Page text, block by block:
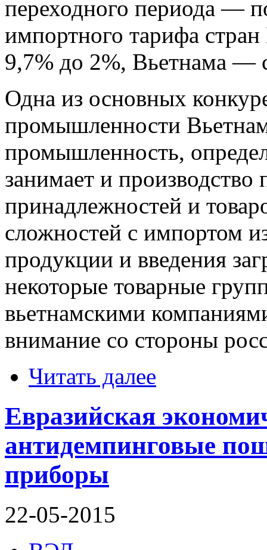
переходного периода —
импортного тарифа
9,7% до 2%, Вьетнама —
Одна из основных
промышленности
промышленность,
занимает и
принадлежностей и
сложностей с импортом
продукции и введения
некоторые товарные
вьетнамскими
внимание со стороны
Читать далее
Евразийская
антидемпинговые
приборы
22-05-2015